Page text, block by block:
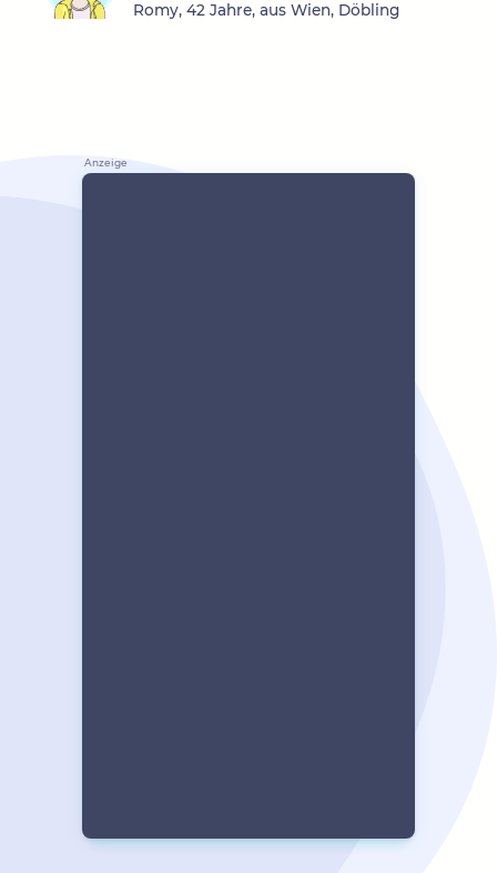
Romy, 42 Jahre, aus Wien, Döbling